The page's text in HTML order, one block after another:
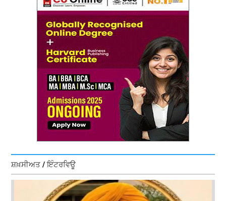
ਸ਼ਖ਼ਸੀਅਤ / ਇੰਟਰਵਿਊ